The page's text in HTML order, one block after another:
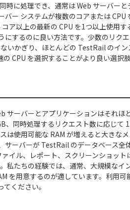
時に処理でき、通常は Web サーバー
バー システムが複数のコアまたは
ア以上の最新の CPU を1つ以上使用
にするのに良い方法です。少数のリク
いかぎり、ほとんどの TestRail のイ
CPU を選択することがより良い選択肢
サーバーとアプリケーションはそれほ
、同時処理するリクエスト数に応じて
は使用可能な RAM が増えると大きな
サーバーが TestRail のデータベース全
イル、レポート、スクリーンショット
私たちの経験では、通常、大規模なイ
を用意するのが適しています。利用可
ください。